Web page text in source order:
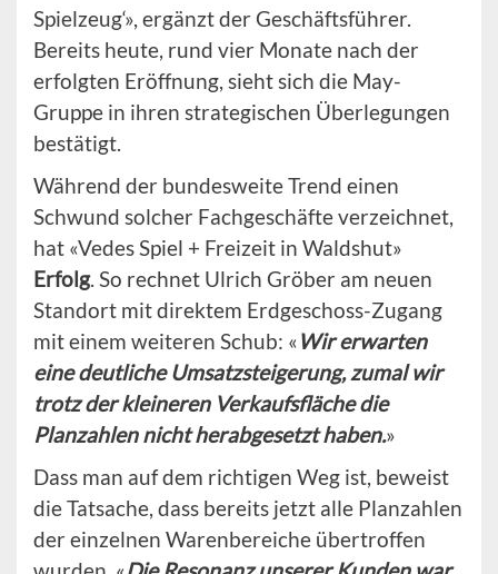
Spielzeug‘», ergänzt der Geschäftsführer.
Bereits heute, rund vier Monate nach der
erfolgten Eröffnung, sieht sich die May-
Gruppe in ihren strategischen Überlegungen
bestätigt.
Während der bundesweite Trend einen
Schwund solcher Fachgeschäfte verzeichnet,
hat «Vedes Spiel + Freizeit in Waldshut»
Erfolg. So rechnet Ulrich Gröber am neuen
Standort mit direktem Erdgeschoss-Zugang
mit einem weiteren Schub: «Wir erwarten
eine deutliche Umsatzsteigerung, zumal wir
trotz der kleineren Verkaufsfläche die
Planzahlen nicht herabgesetzt haben.»
Dass man auf dem richtigen Weg ist, beweist
die Tatsache, dass bereits jetzt alle Planzahlen
der einzelnen Warenbereiche übertroffen